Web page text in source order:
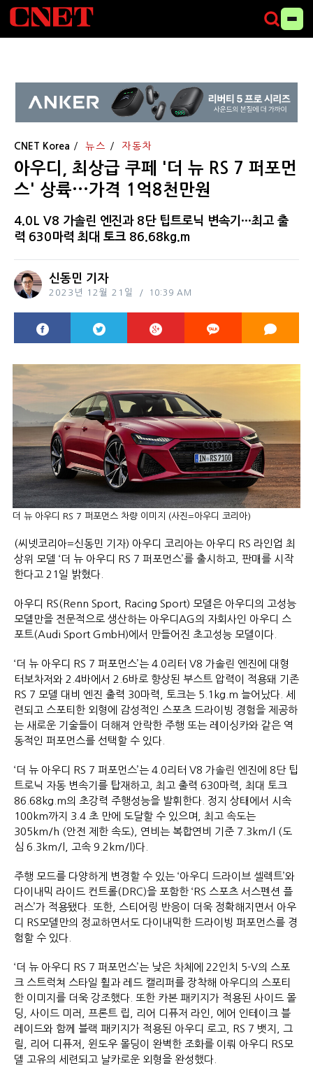
CNET Korea 뉴스 자동차
아우디, 최상급 쿠페 '더 뉴 RS 7 퍼포먼
스' 상륙···가격 1억8천만원
4.0L V8 가솔린 엔진과 8단 팁트로닉 변속기···최고 출
력 630마력 최대 토크 86.68kg.m
신동민 기자
2023년 12월 21일 10:39 AM
더 뉴 아우디 RS 7 퍼포먼스 차량 이미지 (사진=아우디 코리아)
(씨넷코리아=신동민 기자) 아우디 코리아는 아우디 RS 라인업 최
상위 모델 ‘더 뉴 아우디 RS 7 퍼포먼스’를 출시하고, 판매를 시작
한다고 21일 밝혔다.
아우디 RS(Renn Sport, Racing Sport) 모델은 아우디의 고성능
모델만을 전문적으로 생산하는 아우디AG의 자회사인 아우디 스
포트(Audi Sport GmbH)에서 만들어진 초고성능 모델이다.
‘더 뉴 아우디 RS 7 퍼포먼스’는 4.0리터 V8 가솔린 엔진에 대형
터보차저와 2.4바에서 2.6바로 향상된 부스트 압력이 적용돼 기존
RS 7 모델 대비 엔진 출력 30마력, 토크는 5.1kg.m 늘어났다. 세
련되고 스포티한 외형에 감성적인 스포츠 드라이빙 경험을 제공하
는 새로운 기술들이 더해져 안락한 주행 또는 레이싱카와 같은 역
동적인 퍼포먼스를 선택할 수 있다.
‘더 뉴 아우디 RS 7 퍼포먼스’는 4.0리터 V8 가솔린 엔진에 8단 팁
트로닉 자동 변속기를 탑재하고, 최고 출력 630마력, 최대 토크
86.68kg.m의 초강력 주행성능을 발휘한다. 정지 상태에서 시속
100km까지 3.4 초 만에 도달할 수 있으며, 최고 속도는
305km/h (안전 제한 속도), 연비는 복합연비 기준 7.3km/l (도
심 6.3km/l, 고속 9.2km/l)다.
주행 모드를 다양하게 변경할 수 있는 ‘아우디 드라이브 셀렉트’와
다이내믹 라이드 컨트롤(DRC)을 포함한 ‘RS 스포츠 서스펜션 플
러스’가 적용됐다. 또한, 스티어링 반응이 더욱 정확해지면서 아우
디 RS모델만의 정교하면서도 다이내믹한 드라이빙 퍼포먼스를 경
험할 수 있다.
‘더 뉴 아우디 RS 7 퍼포먼스’는 낮은 차체에 22인치 5-V의 스포
크 스트럭쳐 스타일 휠과 레드 캘리퍼를 장착해 아우디의 스포티
한 이미지를 더욱 강조했다. 또한 카본 패키지가 적용된 사이드 몰
딩, 사이드 미러, 프론트 립, 리어 디퓨저 라인, 에어 인테이크 블
레이드와 함께 블랙 패키지가 적용된 아우디 로고, RS 7 뱃지, 그
릴, 리어 디퓨저, 윈도우 몰딩이 완벽한 조화를 이뤄 아우디 RS모
델 고유의 세련되고 날카로운 외형을 완성했다.